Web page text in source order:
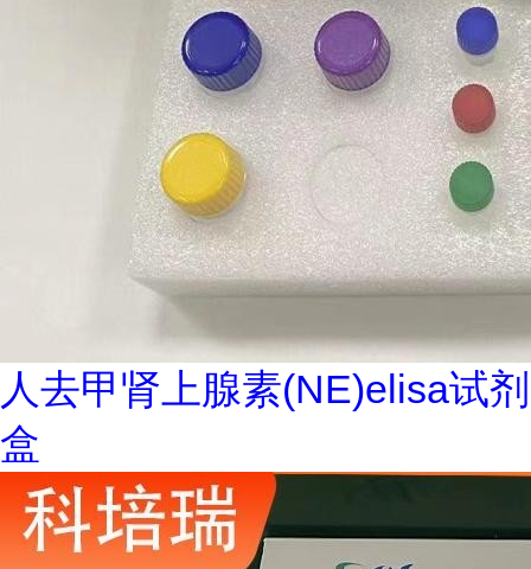
人去甲肾上腺素(NE)elisa试剂
盒